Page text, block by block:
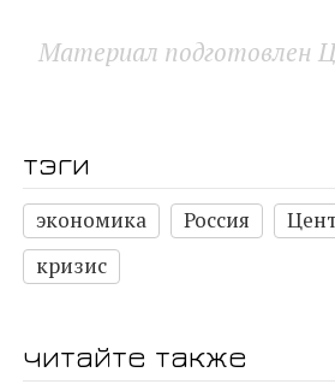
Материал подготовлен
тэги
экономика Россия
кризис
читайте также